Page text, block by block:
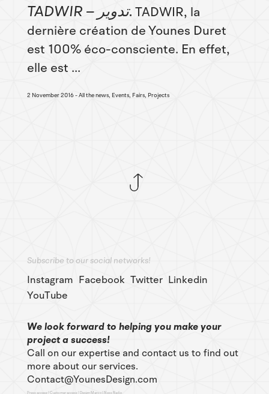
TADWIR – تدوير TADWIR, la
dernière création de Younes Duret
est 100% éco-consciente. En effet,
elle est ...
2 November 2016 All the news, Events, Fairs, Projects
Subscribe to our social networks!
Instagram Facebook Twitter Linkedin
YouTube
We look forward to helping you make your
project a success!
Call on our expertise and contact us to find out
more about our services.
Contact@YounesDesign.com
Press access| Customer access| Design Maroc| Ness Radio